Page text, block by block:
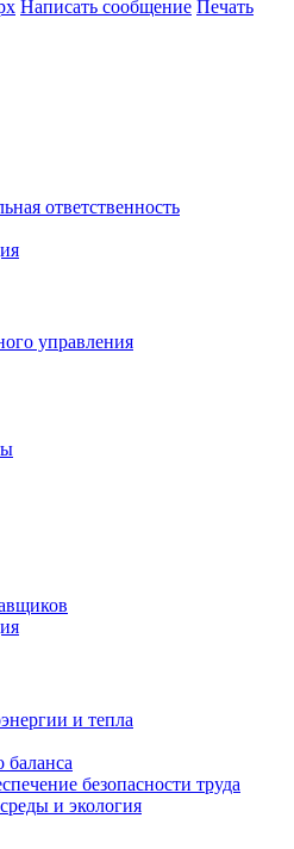
Написать сообщение Печать
ответственность
управления
и тепла
баланса
безопасности труда
и экология